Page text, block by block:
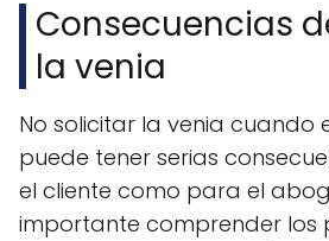
Consecuencias
la venia
No solicitar la venia cuando
puede tener serias
el cliente como para el
importante comprender los